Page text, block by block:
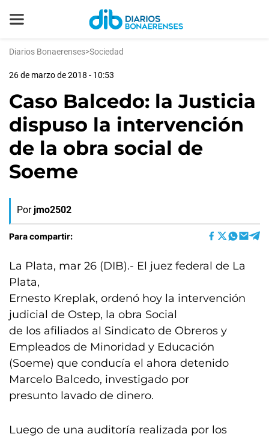
Diarios Bonaerenses>Sociedad
26 de marzo de 2018 - 10:53
Caso Balcedo: la Justicia
dispuso la intervención
de la obra social de
Soeme
Por jmo2502
Para compartir:
La Plata, mar 26 (DIB).- El juez federal de La
Plata,
Ernesto Kreplak, ordenó hoy la intervención
judicial de Ostep, la obra Social
de los afiliados al Sindicato de Obreros y
Empleados de Minoridad y Educación
(Soeme) que conducía el ahora detenido
Marcelo Balcedo, investigado por
presunto lavado de dinero.
Luego de una auditoría realizada por los